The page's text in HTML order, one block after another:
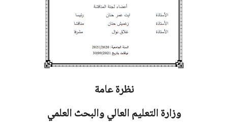
نظرة عامة
وزارة التعليم العالي والبحث العلمي